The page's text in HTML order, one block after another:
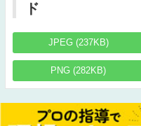
ド
JPEG (237KB)
PNG (282KB)